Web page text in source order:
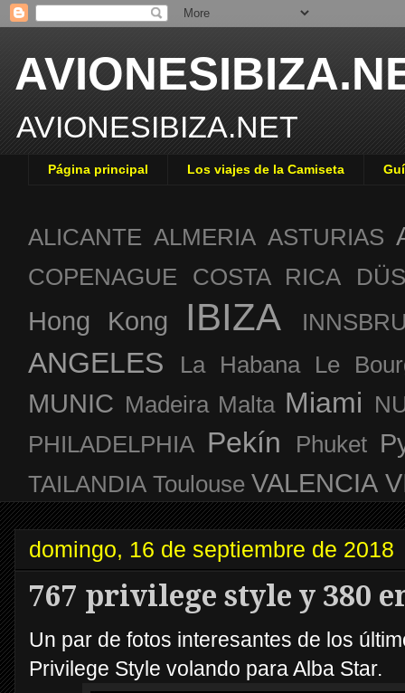
AVIONESIBIZA.NET
Página principal Los viajes de la Camiseta
ALICANTE ALMERIA ASTURIAS
COPENAGUE COSTA RICA
Hong Kong IBIZA
ANGELES La Habana Le
MUNIC Madeira Malta Miami
PHILADELPHIA Pekín Phuket
TAILANDIA Toulouse VALENCIA
domingo, 16 de septiembre de 2018
767 privilege style y 380
Un par de fotos interesantes de los
Privilege Style volando para Alba Star.